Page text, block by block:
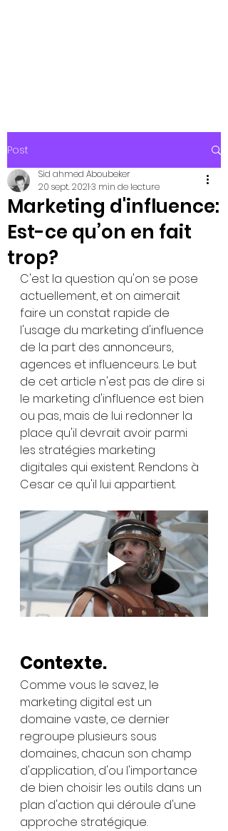
Post
Marketing d'influence:
Est-ce qu’on en fait
trop?
Sid ahmed Aboubeker
20 sept. 20213 min de lecture
C'est la question qu'on se pose
actuellement, et on aimerait
faire un constat rapide de
l'usage du marketing d'influence
de la part des annonceurs,
agences et influenceurs. Le but
de cet article n'est pas de dire si
le marketing d'influence est bien
ou pas, mais de lui redonner la
place qu'il devrait avoir parmi
les stratégies marketing
digitales qui existent. Rendons à
Cesar ce qu'il lui appartient.
Contexte.
Comme vous le savez, le
marketing digital est un
domaine vaste, ce dernier
regroupe plusieurs sous
domaines, chacun son champ
d'application, d'ou l'importance
de bien choisir les outils dans un
plan d'action qui déroule d'une
approche stratégique.